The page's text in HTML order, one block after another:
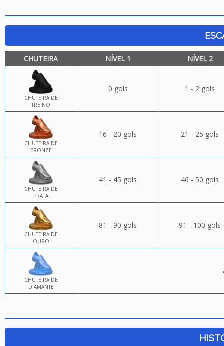
CHUTEIRA NÍVEL 1 NÍVEL 2
CHUTEIRA DE
TREINO
0 gols 1 - 2 gols
CHUTEIRA DE
BRONZE
16 - 20 gols 21 - 25 gols
CHUTEIRA DE
PRATA
41 - 45 gols 46 - 50 gols
CHUTEIRA DE
OURO
81 - 90 gols 91 - 100 gols
CHUTEIRA DE
DIAMANTE